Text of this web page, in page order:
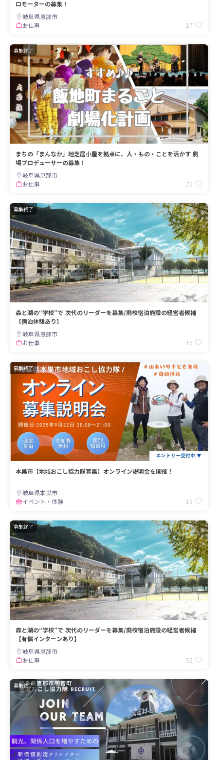
ロモーターの募集！
岐阜県恵那市
お仕事
17
募集終了
まちの「まんなか」地芝居小屋を拠点に、人・もの・ことを活かす 劇
場プロデューサーの募集！
岐阜県恵那市
お仕事
22
募集終了
森と湖の“学校”で 次代のリーダーを募集/廃校宿泊施設の経営者候補
【宿泊体験あり】
岐阜県恵那市
お仕事
15
募集終了
本巣市【地域おこし協力隊募集】オンライン説明会を開催！
岐阜県本巣市
イベント・体験
13
募集終了
森と湖の“学校”で 次代のリーダーを募集/廃校宿泊施設の経営者候補
【有償インターンあり】
岐阜県恵那市
お仕事
52
募集終了